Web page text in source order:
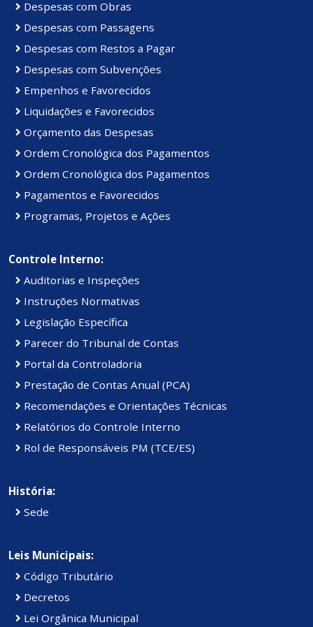
Despesas com Obras
Despesas com Passagens
Despesas com Restos a Pagar
Despesas com Subvenções
Empenhos e Favorecidos
Liquidações e Favorecidos
Orçamento das Despesas
Ordem Cronológica dos Pagamentos
Ordem Cronológica dos Pagamentos
Pagamentos e Favorecidos
Programas, Projetos e Ações
Controle Interno:
Auditorias e Inspeções
Instruções Normativas
Legislação Específica
Parecer do Tribunal de Contas
Portal da Controladoria
Prestação de Contas Anual (PCA)
Recomendações e Orientações Técnicas
Relatórios do Controle Interno
Rol de Responsáveis PM (TCE/ES)
História:
Sede
Leis Municipais:
Código Tributário
Decretos
Lei Orgânica Municipal